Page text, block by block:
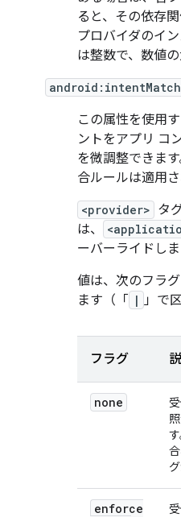
ると、その依存
プロバイダのイ
は整数で、数値
この属性を使用
ントをアプリ コ
を微調整できま
合ルールは適用さ
<provider> タ
は、
ーバーライドしま
値は、次のフラ
ます（「
| 」で
フラグ
none
enforce